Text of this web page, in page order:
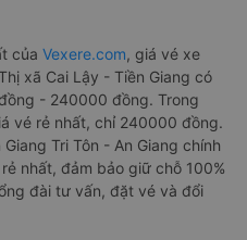
của Vexere.com, giá vé xe
xã Cai Lậy - Tiền Giang có
- 240000 đồng. Trong
vé rẻ nhất, chỉ 240000 đồng.
Tri Tôn - An Giang chính
nhất, đảm bảo giữ chỗ 100%
đài tư vấn, đặt vé và đổi